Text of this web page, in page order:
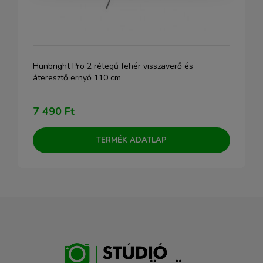
Hunbright Pro 2 rétegű fehér visszaverő és
áteresztő ernyő 110 cm
7 490 Ft
TERMÉK ADATLAP